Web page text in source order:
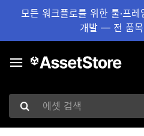
모든 워크플로를 위한 툴·프레
개발 — 전 품
에셋 검색